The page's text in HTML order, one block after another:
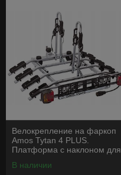
Велокрепление на фаркоп
Amos Tytan 4 PLUS.
Платформа с наклоном для
В наличии